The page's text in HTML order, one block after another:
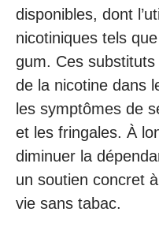
disponibles, dont
nicotiniques tels
gum. Ces
de la nicotine dans
les symptômes de
et les fringales. À
diminuer la
un soutien concret
vie sans tabac.